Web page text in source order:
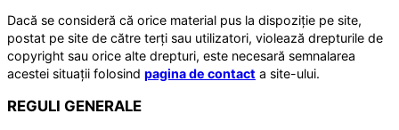
Dacă se consideră că orice material pus la dispoziție pe site,
postat pe site de către terți sau utilizatori, violează drepturile de
copyright sau orice alte drepturi, este necesară semnalarea
acestei situații folosind pagina de contact a site-ului.
REGULI GENERALE